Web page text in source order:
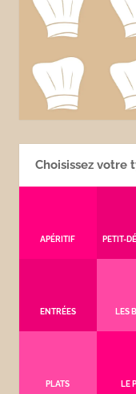
Choisissez votre
APÉRITIF PETIT-
ENTRÉES LES
PLATS LE